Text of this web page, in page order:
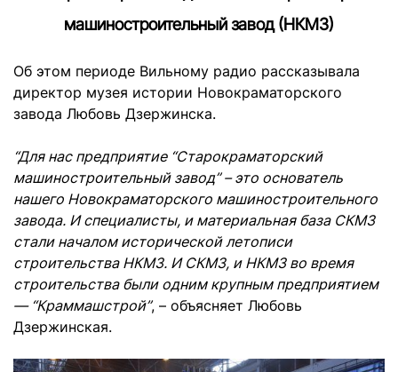
машиностроительный завод (НКМЗ)
Об этом периоде Вильному радио рассказывала
директор музея истории Новокраматорского
завода Любовь Дзержинска.
“Для нас предприятие “Старокраматорский
машиностроительный завод” – это основатель
нашего Новокраматорского машиностроительного
завода. И специалисты, и материальная база СКМЗ
стали началом исторической летописи
строительства НКМЗ. И СКМЗ, и НКМЗ во время
строительства были одним крупным предприятием
— “Краммашстрой”, – объясняет Любовь
Дзержинская.